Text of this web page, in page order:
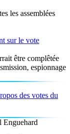
les assemblées
sur le vote
être complêtée
espionnage
des votes du
Enguehard